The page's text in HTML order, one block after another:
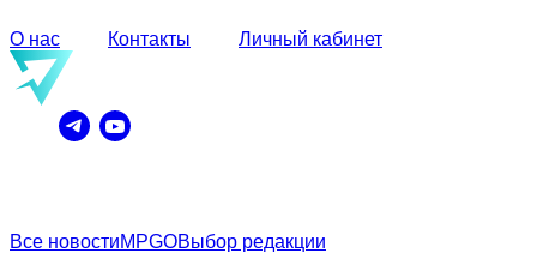
О нас Контакты Личный кабинет
Все новостиMPGOВыбор редакции